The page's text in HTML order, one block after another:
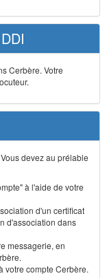
Cerbère. Votre
devez au prélable
à l'aide de votre
d'un certificat
d'association dans
messagerie, en
votre compte Cerbère.